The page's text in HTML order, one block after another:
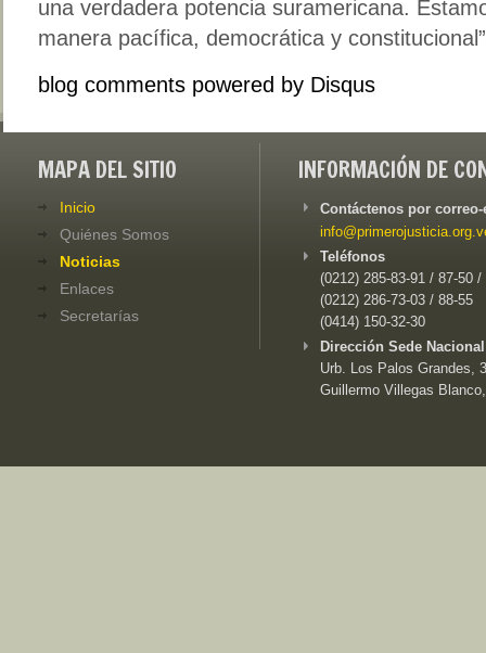
una verdadera potencia suramericana.
manera pacífica, democrática y
blog comments powered by Disqus
MAPA DEL SITIO
Inicio
Quiénes Somos
Noticias
Enlaces
Secretarías
INFORMACIÓN DE
Contáctenos por
Teléfonos
(0212) 285-83-91 / 87-50 /
(0212) 286-73-03 / 88-55
(0414) 150-32-30
Dirección Sede
Urb. Los Palos Grandes,
Guillermo Villegas